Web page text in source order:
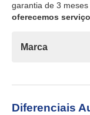
garantia de 3
oferecemos
Marca
Diferenciais